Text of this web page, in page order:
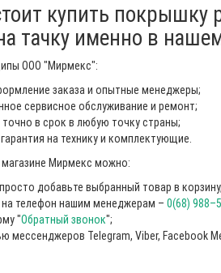
купить покрышку
тачку именно в
ООО "Мирмекс":
заказа и опытные менеджеры;
сервисное обслуживание и ремонт;
в срок в любую точку страны;
на технику и комплектующие.
магазине Мирмекс можно:
добавьте выбранный товар в
на телефон нашим менеджерам – 0(68)
"Обратный звонок";
мессенджеров Telegram, Viber, Facebook